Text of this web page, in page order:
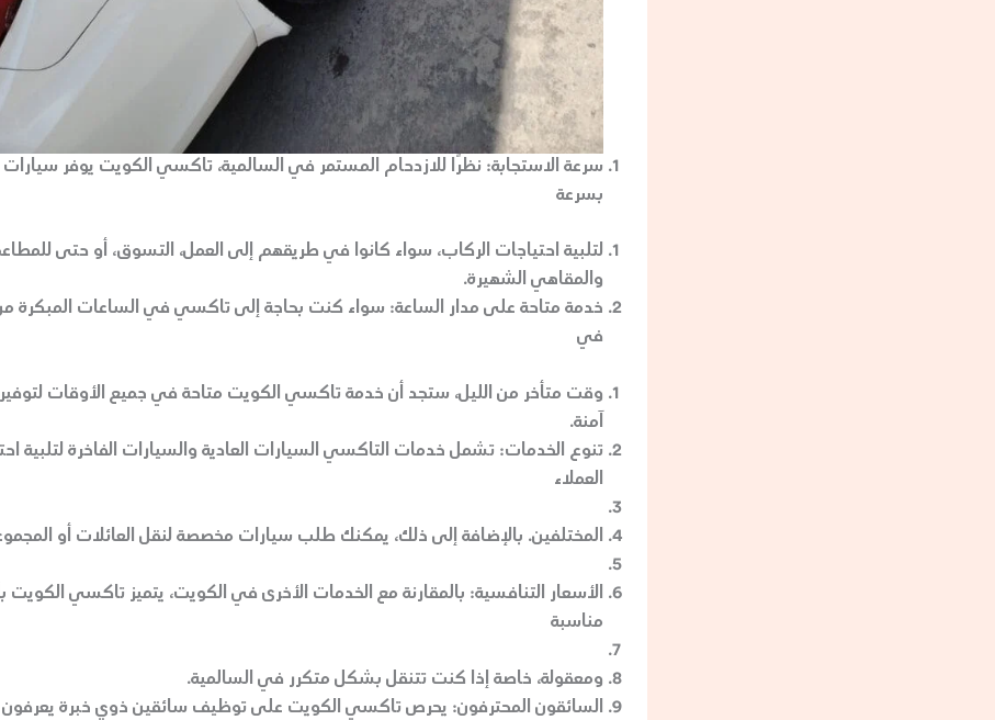
سرعة الاستجابة: نظرًا للازدحام المستمر في السالمية، تاكسي الكويت يوفر
بسرعة
لتلبية احتياجات الركاب، سواء كانوا في طريقهم إلى العمل، التسوق، أو حتى
والمقاهي الشهيرة.
خدمة متاحة على مدار الساعة: سواء كنت بحاجة إلى تاكسي في الساعات المبكرة
في
وقت متأخر من الليل، ستجد أن خدمة تاكسي الكويت متاحة في جميع الأوقات
آمنة.
تنوع الخدمات: تشمل خدمات التاكسي السيارات العادية والسيارات الفاخرة لتلبية
العملاء
المختلفين. بالإضافة إلى ذلك، يمكنك طلب سيارات مخصصة لنقل العائلات أو
الأسعار التنافسية: بالمقارنة مع الخدمات الأخرى في الكويت، يتميز تاكسي الكويت
مناسبة
ومعقولة، خاصة إذا كنت تتنقل بشكل متكرر في السالمية.
السائقون المحترفون: يحرص تاكسي الكويت على توظيف سائقين ذوي خبرة